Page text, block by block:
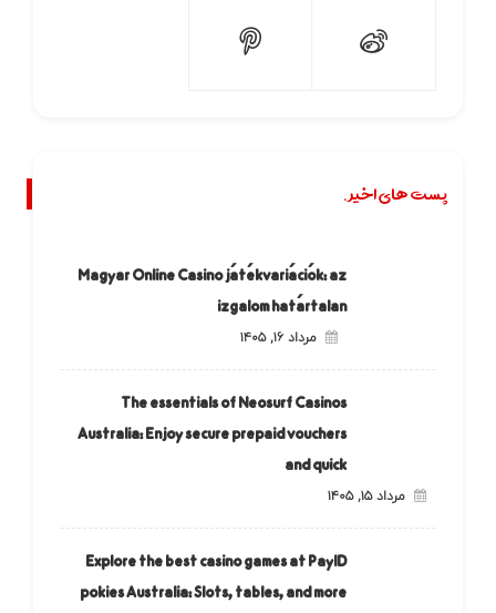
پست های اخیر.
Magyar Online Casino játékvariációk: az
izgalom határtalan
مرداد ۱۶, ۱۴۰۵
The essentials of Neosurf Casinos
Australia: Enjoy secure prepaid vouchers
and quick
مرداد ۱۵, ۱۴۰۵
Explore the best casino games at PayID
pokies Australia: Slots, tables, and more